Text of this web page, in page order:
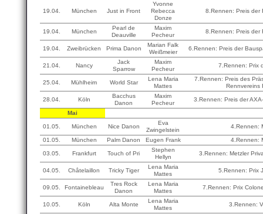
19.04. München Just in Front
Yvonne
Rebecca
Donze
8.Rennen: Preis der
19.04. München
Pearl de
Deauville
Maxim
Pecheur
8.Rennen: Preis der
19.04. Zweibrücken Prima Danon
Marian Falk
Weißmeier
6.Rennen: Preis der
21.04. Nancy
Jack
Sparrow
Maxim
Pecheur
7.Rennen: Prix
25.04. Mühlheim World Star
Lena Maria
Mattes
7.Rennen: Preis des
Rennvereins
28.04. Köln
Bacchus
Danon
Maxim
Pecheur
3.Rennen: Preis der
Mai
01.05. München Nice Danon
Eva
Zwingelstein
4.Rennen:
01.05. München Palm Danon Eugen Frank 4.Rennen:
03.05. Frankfurt Touch of Pri
Stephen
Hellyn
3.Rennen: Metzler
04.05. Châtelaillon Tricky Tiger
Lena Maria
Mattes
5.Rennen: Prix
09.05. Fontainebleau
Tres Rock
Danon
Lena Maria
Mattes
7.Rennen: Prix
10.05. Köln Alta Monte
Lena Maria
Mattes
3.Rennen: